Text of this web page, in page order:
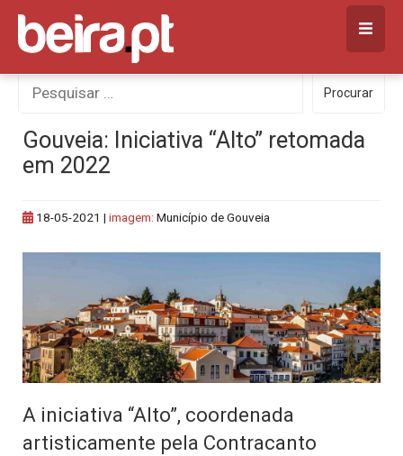
Skip
content
Procurar
por:
Procurar
Gouveia: Iniciativa “Alto” retomada
em 2022
18-05-2021 | imagem: Município de Gouveia
A iniciativa “Alto”, coordenada
artisticamente pela Contracanto